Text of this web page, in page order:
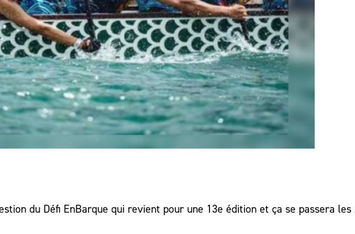
du Défi EnBarque qui revient pour une 13e édition et ça se passera les